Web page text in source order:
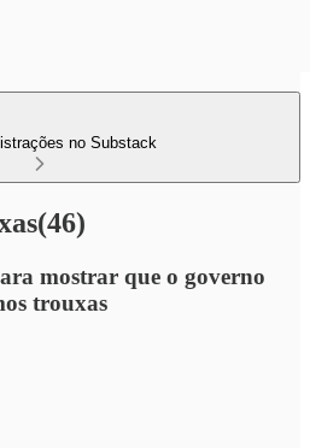
no Substack
mostrar que o governo
trouxas